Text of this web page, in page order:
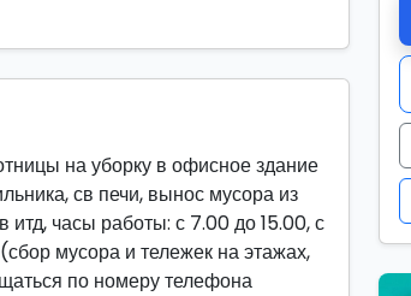
на уборку в офисное здание
св печи, вынос мусора из
часы работы: с 7.00 до 15.00, с
(сбор мусора и тележек на этажах,
по номеру телефона